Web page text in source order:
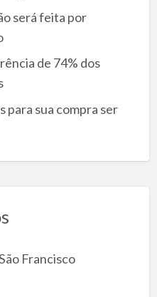
será feita por
de 74% dos
para sua compra ser
Francisco